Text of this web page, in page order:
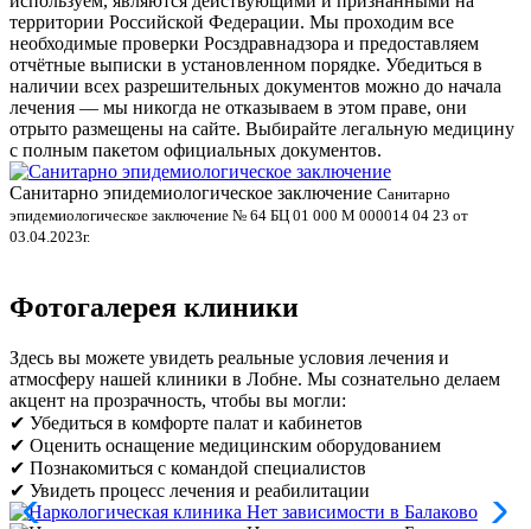
территории Российской Федерации. Мы проходим все
необходимые проверки Росздравнадзора и предоставляем
отчётные выписки в установленном порядке. Убедиться в
наличии всех разрешительных документов можно до начала
лечения — мы никогда не отказываем в этом праве, они
отрыто размещены на сайте. Выбирайте легальную медицину
с полным пакетом официальных документов.
Санитарно эпидемиологическое заключение Санитарно
эпидемиологическое заключение № 64 БЦ 01 000 М 000014 04 23 от
03.04.2023г.
Фотогалерея клиники
Здесь вы можете увидеть реальные условия лечения и
атмосферу нашей клиники в Лобне. Мы сознательно делаем
акцент на прозрачность, чтобы вы могли:
✔ Убедиться в комфорте палат и кабинетов
✔ Оценить оснащение медицинским оборудованием
✔ Познакомиться с командой специалистов
✔ Увидеть процесс лечения и реабилитации